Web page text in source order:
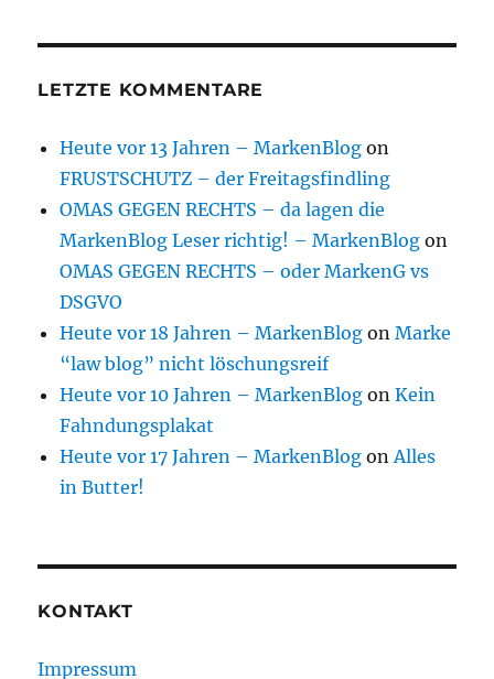
LETZTE KOMMENTARE
Heute vor 13 Jahren – MarkenBlog on
FRUSTSCHUTZ – der Freitagsfindling
OMAS GEGEN RECHTS – da lagen die
MarkenBlog Leser richtig! – MarkenBlog on
OMAS GEGEN RECHTS – oder MarkenG vs
DSGVO
Heute vor 18 Jahren – MarkenBlog onMarke
“law blog” nicht löschungsreif
Heute vor 10 Jahren – MarkenBlog onKein
Fahndungsplakat
Heute vor 17 Jahren – MarkenBlog onAlles
in Butter!
KONTAKT
Impressum